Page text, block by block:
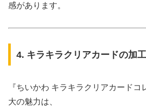
感があります。
4. キラキラクリアカードの加
『ちいかわ キラキラクリアカードコ
大の魅力は、